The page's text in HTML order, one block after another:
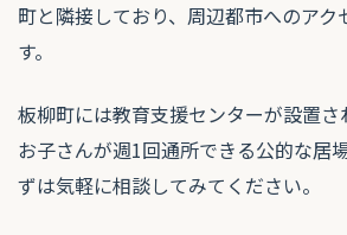
町と隣接しており、周辺都市へのアク
す。
板柳町には教育支援センターが設置
お子さんが週1回通所できる公的な居
ずは気軽に相談してみてください。